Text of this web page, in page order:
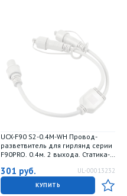
UCX-F90 S2-0.4M-WH Провод-
разветвитель для гирлянд серии
F90PRO. 0.4м. 2 выхода. Статика-
301 руб. UL-00013232
КУПИТЬ